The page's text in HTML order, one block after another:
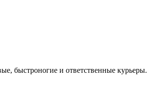
быстроногие и ответственные